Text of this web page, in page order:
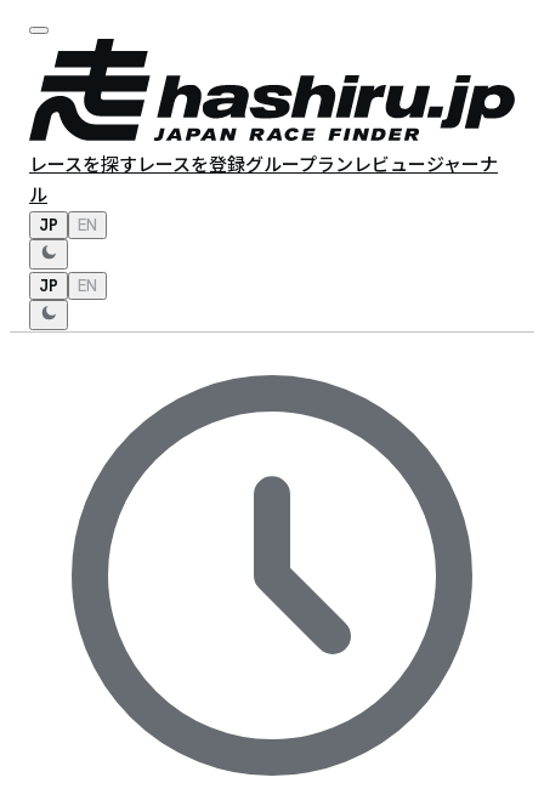
レースを探すレースを登録グループランレビュージャーナ
ル
JP EN
JP EN